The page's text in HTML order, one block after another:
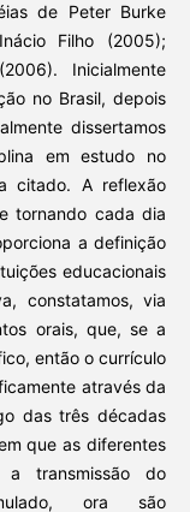
de Peter Burke
Filho (2005);
Inicialmente
no Brasil, depois
dissertamos
em estudo no
citado. A reflexão
tornando cada dia
a definição
educacionais
constatamos, via
orais, que, se a
então o currículo
através da
das três décadas
que as diferentes
a transmissão do
ora são